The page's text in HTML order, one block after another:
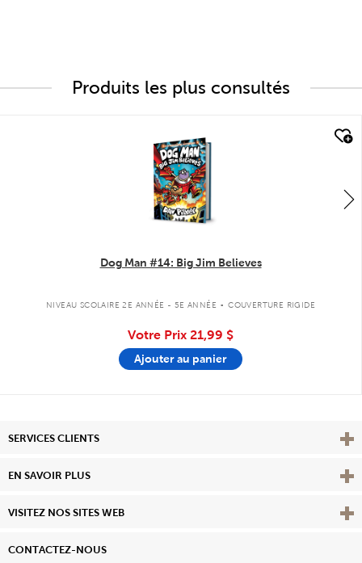
Produits les plus consultés
Dog Man #14: Big Jim Believes
NIVEAU SCOLAIRE 2E ANNÉE - 5E ANNÉE . COUVERTURE RIGIDE
Votre Prix 21,99 $
Ajouter au panier
SERVICES CLIENTS
EN SAVOIR PLUS View
VISITEZ NOS SITES WEB
CONTACTEZ-NOUS